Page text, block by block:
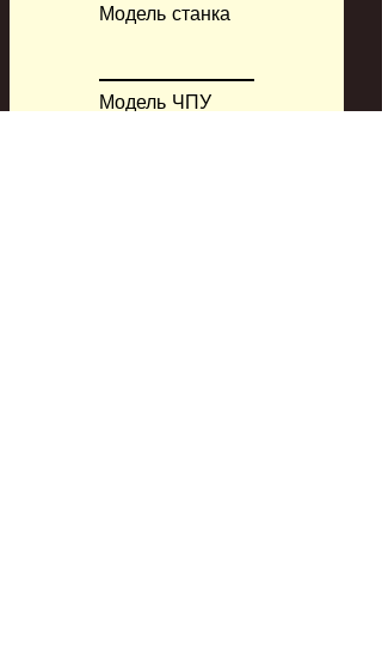
Модель станка
Модель ЧПУ